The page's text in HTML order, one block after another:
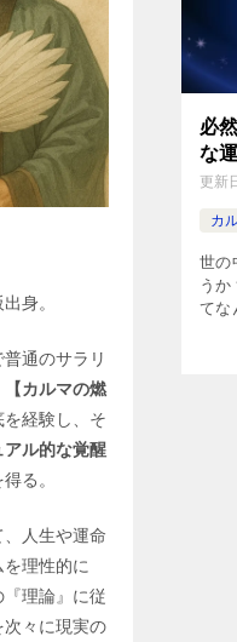
必
な
更新
カ
世の
う
てな
身。
通のサラリ
【カルマの燃
経験し、そ
アル的な覚醒
る。
、人生や運命
理性的に
理論』に従
次々に現実の